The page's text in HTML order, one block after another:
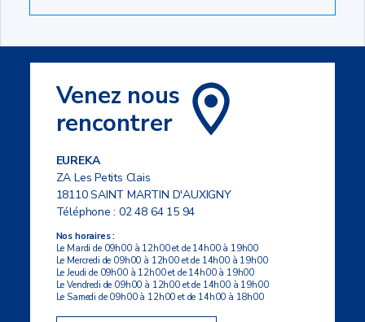
Venez nous
rencontrer
EUREKA
ZA Les Petits Clais
18110 SAINT MARTIN D'AUXIGNY
Téléphone :02 48 64 15 94
Nos horaires :
Le Mardi de 09h00 à 12h00 et de 14h00 à 19h00
Le Mercredi de 09h00 à 12h00 et de 14h00 à 19h00
Le Jeudi de 09h00 à 12h00 et de 14h00 à 19h00
Le Vendredi de 09h00 à 12h00 et de 14h00 à 19h00
Le Samedi de 09h00 à 12h00 et de 14h00 à 18h00